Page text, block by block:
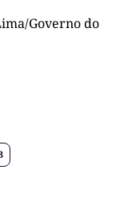
Governo do